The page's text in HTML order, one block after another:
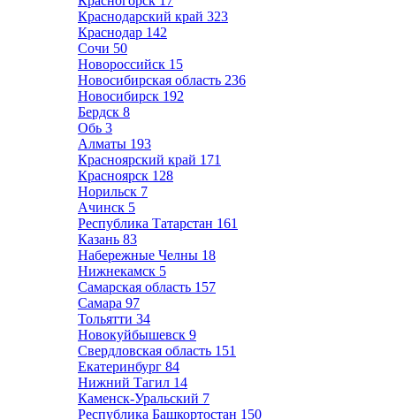
Краснодарский край 323
Краснодар 142
Сочи 50
Новороссийск 15
Новосибирская область 236
Новосибирск 192
Бердск 8
Обь 3
Алматы 193
Красноярский край 171
Красноярск 128
Норильск 7
Ачинск 5
Республика Татарстан 161
Казань 83
Набережные Челны 18
Нижнекамск 5
Самарская область 157
Самара 97
Тольятти 34
Новокуйбышевск 9
Свердловская область 151
Екатеринбург 84
Нижний Тагил 14
Каменск-Уральский 7
Республика Башкортостан 150